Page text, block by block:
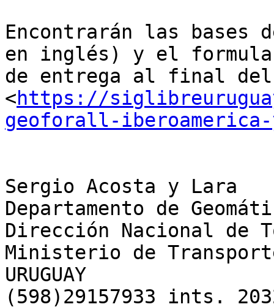
Encontrarán las bases
en inglés) y el
de entrega al final
<https://
geoforall-iberoamerica-
Sergio Acosta y Lara
Departamento de
Dirección Nacional de
Ministerio de
URUGUAY